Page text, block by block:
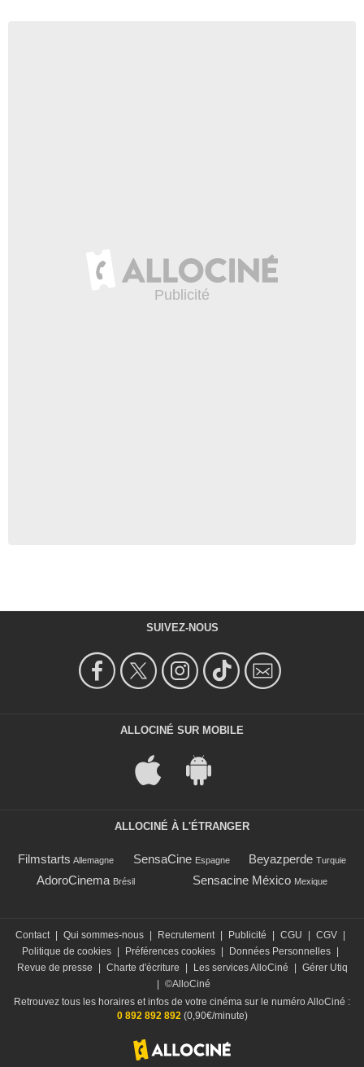
SUIVEZ-NOUS
ALLOCINÉ SUR MOBILE
ALLOCINÉ À L'ÉTRANGER
Filmstarts Allemagne SensaCine Espagne Beyazperde Turquie
AdoroCinema Brésil Sensacine México Mexique
Contact Qui sommes-nous Recrutement Publicité CGU CGV
Politique de cookies
Préférences cookies Données Personnelles
Revue de presse
Charte d'écriture Les services AlloCiné
Gérer Utiq
©AlloCiné
Retrouvez tous les horaires et infos de votre cinéma sur le numéro AlloCiné :
0 892 892 892(0,90€/minute)